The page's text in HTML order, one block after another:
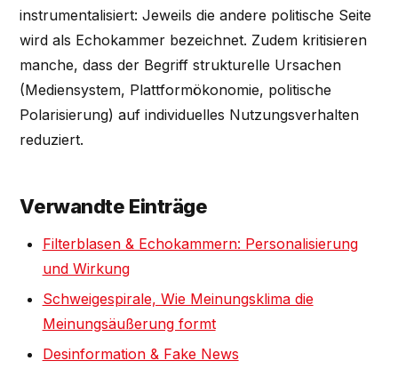
instrumentalisiert: Jeweils die andere politische Seite
wird als Echokammer bezeichnet. Zudem kritisieren
manche, dass der Begriff strukturelle Ursachen
(Mediensystem, Plattformökonomie, politische
Polarisierung) auf individuelles Nutzungsverhalten
reduziert.
Verwandte Einträge
Filterblasen & Echokammern: Personalisierung
und Wirkung
Schweigespirale, Wie Meinungsklima die
Meinungsäußerung formt
Desinformation & Fake News